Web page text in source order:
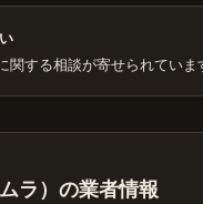
関する相談が寄せられてい
ラ）の業者情報